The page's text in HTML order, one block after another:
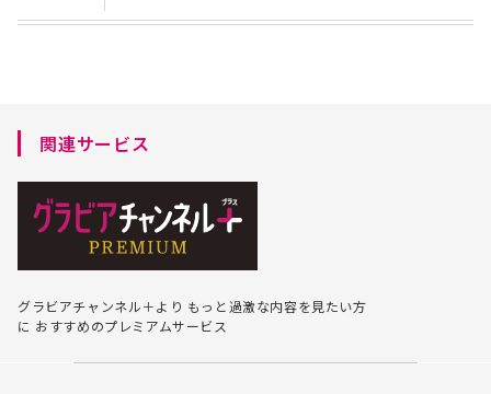
関連サービス
グラビアチャンネル＋より もっと過激な内容を見たい方
に おすすめのプレミアムサービス